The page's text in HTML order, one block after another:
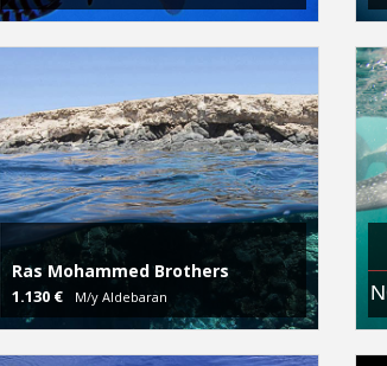
Ras Mohammed Brothers
1.130 € M/y Aldebaran